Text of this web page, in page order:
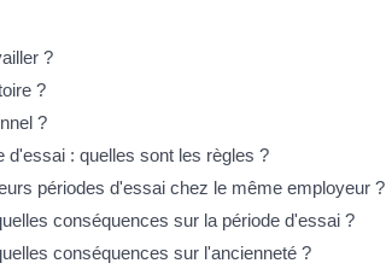
?
?
?
d'essai : quelles sont les règles ?
périodes d'essai chez le même employeur ?
conséquences sur la période d'essai ?
conséquences sur l'ancienneté ?